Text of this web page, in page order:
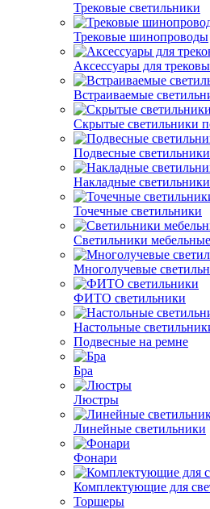
Трековые светильники
Трековые шинопроводы
Аксессуары для
Встраиваемые
Скрытые светильники
Подвесные светильники
Накладные светильники
Точечные светильники
Светильники мебельные
Многолучевые
ФИТО светильники
Настольные
Подвесные на ремне
Бра
Люстры
Линейные светильники
Фонари
Комплектующие для
Торшеры